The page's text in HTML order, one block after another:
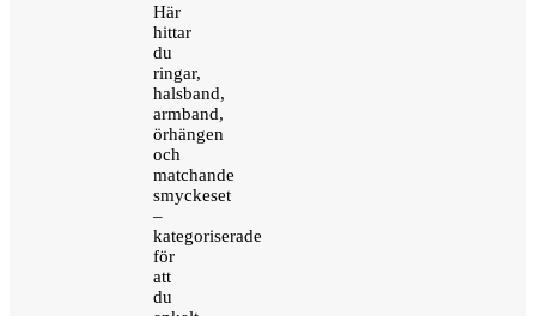
Här
hittar
du
ringar,
halsband,
armband,
örhängen
och
matchande
smyckeset
–
kategoriserade
för
att
du